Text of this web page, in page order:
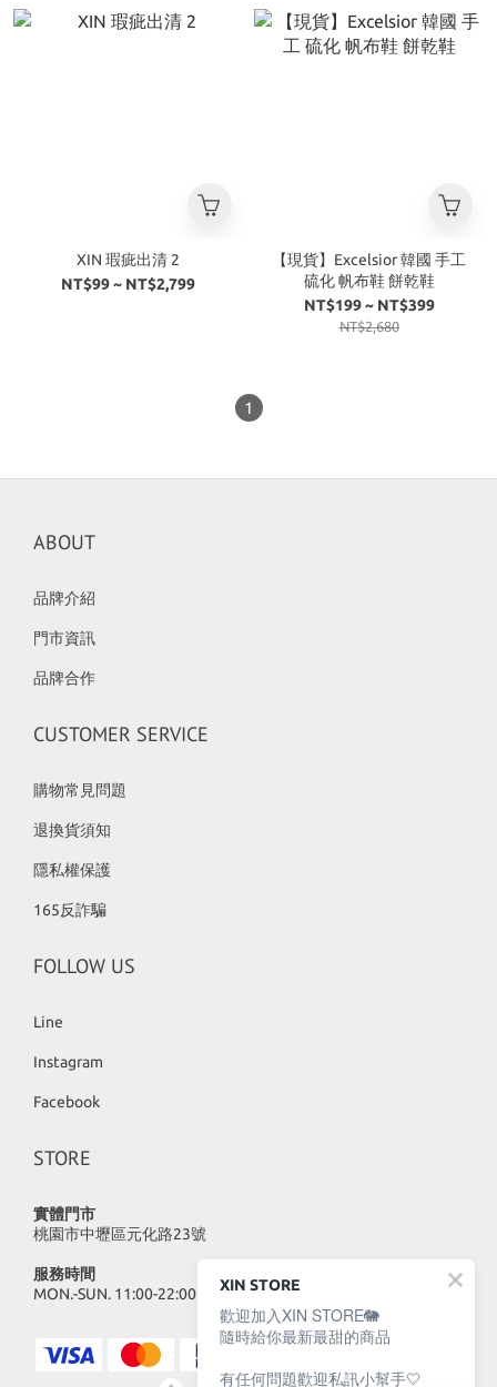
XIN 瑕疵出清 2
NT$99 ~ NT$2,799
【現貨】Excelsior 韓國 手工
硫化 帆布鞋 餅乾鞋
NT$199 ~ NT$399
NT$2,680
1
ABOUT
品牌介紹
門市資訊
品牌合作
CUSTOMER SERVICE
購物常見問題
退換貨須知
隱私權保護
165反詐騙
FOLLOW US
Line
Instagram
Facebook
STORE
實體門市
桃園市中壢區元化路23號
服務時間
MON.-SUN. 11:00-22:00
XIN STORE
歡迎加入XIN STORE🐘
隨時給你最新最甜的商品
有任何問題歡迎私訊小幫手🤍